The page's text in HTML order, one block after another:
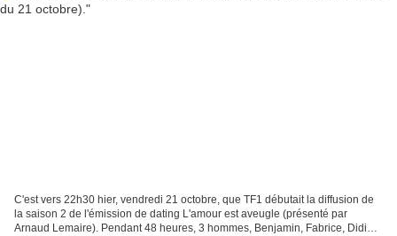
C'est vers 22h30 hier, vendredi 21 octobre, que TF1 débutait la diffusion de
la saison 2 de l'émission de dating L'amour est aveugle (présenté par
Arnaud Lemaire). Pendant 48 heures, 3 hommes, Benjamin, Fabrice, Didier